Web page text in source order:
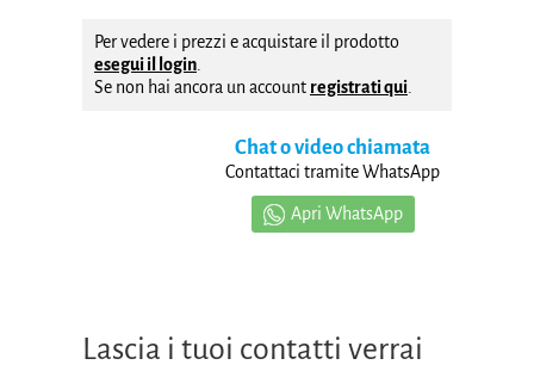
Per vedere i prezzi e acquistare il prodotto
esegui il login
Se non hai ancora un account registrati qui
Chat o video chiamata
Contattaci tramite WhatsApp
Apri WhatsApp
Lascia i tuoi contatti verrai